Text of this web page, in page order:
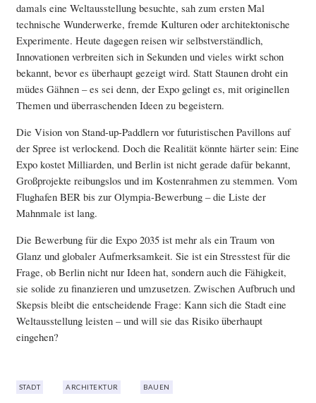
damals eine Weltausstellung besuchte, sah zum ersten Mal
technische Wunderwerke, fremde Kulturen oder architektonische
Experimente. Heute dagegen reisen wir selbstverständlich,
Innovationen verbreiten sich in Sekunden und vieles wirkt schon
bekannt, bevor es überhaupt gezeigt wird. Statt Staunen droht ein
müdes Gähnen – es sei denn, der Expo gelingt es, mit originellen
Themen und überraschenden Ideen zu begeistern.
Die Vision von Stand-up-Paddlern vor futuristischen Pavillons auf
der Spree ist verlockend. Doch die Realität könnte härter sein: Eine
Expo kostet Milliarden, und Berlin ist nicht gerade dafür bekannt,
Großprojekte reibungslos und im Kostenrahmen zu stemmen. Vom
Flughafen BER bis zur Olympia-Bewerbung – die Liste der
Mahnmale ist lang.
Die Bewerbung für die Expo 2035 ist mehr als ein Traum von
Glanz und globaler Aufmerksamkeit. Sie ist ein Stresstest für die
Frage, ob Berlin nicht nur Ideen hat, sondern auch die Fähigkeit,
sie solide zu finanzieren und umzusetzen. Zwischen Aufbruch und
Skepsis bleibt die entscheidende Frage: Kann sich die Stadt eine
Weltausstellung leisten – und will sie das Risiko überhaupt
eingehen?
STADT ARCHITEKTUR BAUEN